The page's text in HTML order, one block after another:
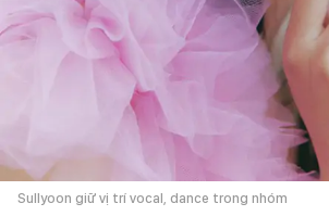
Sullyoon giữ vị trí vocal, dance trong nhóm